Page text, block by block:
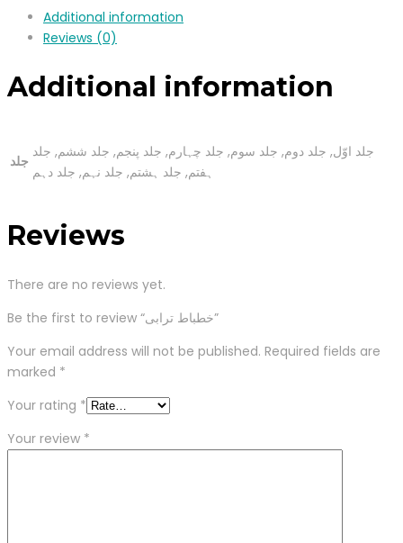
Additional information
Reviews (0)
Additional information
جلد
جلد اوّل, جلد دوم, جلد سوم, جلد چہارم, جلد پنجم, جلد ششم, جلد
ہفتم, جلد ہشتم, جلد نہم, جلد دہم
Reviews
There are no reviews yet.
Be the first to review “خطباط ترابی”
Your email address will not be published. Required fields are
marked *
Your rating *
Your review *